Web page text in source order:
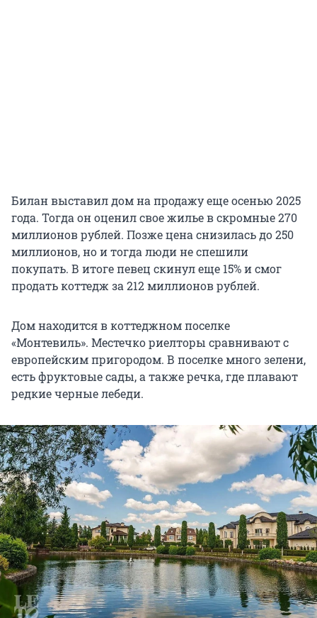
Билан выставил дом на продажу еще осенью 2025
года. Тогда он оценил свое жилье в скромные 270
миллионов рублей. Позже цена снизилась до 250
миллионов, но и тогда люди не спешили
покупать. В итоге певец скинул еще 15% и смог
продать коттедж за 212 миллионов рублей.
Дом находится в коттеджном поселке
«Монтевиль». Местечко риелторы сравнивают с
европейским пригородом. В поселке много зелени,
есть фруктовые сады, а также речка, где плавают
редкие черные лебеди.